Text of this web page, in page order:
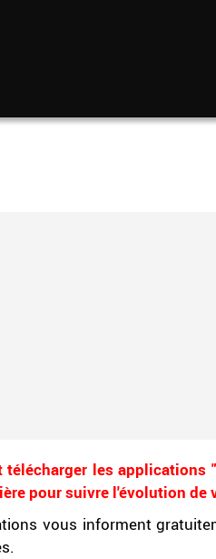
télécharger les
pour suivre l'évolution de
vous informent